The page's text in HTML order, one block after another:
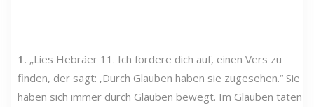
1. „Lies Hebräer 11. Ich fordere dich auf, einen Vers zu
finden, der sagt: ‚Durch Glauben haben sie zugesehen.“ Sie
haben sich immer durch Glauben bewegt. Im Glauben taten